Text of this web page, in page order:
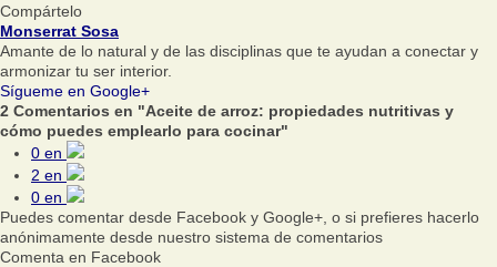
Compártelo
Monserrat Sosa
Amante de lo natural y de las disciplinas que te ayudan a conectar y
armonizar tu ser interior.
Sígueme en Google+
2 Comentarios en "Aceite de arroz: propiedades nutritivas y
cómo puedes emplearlo para cocinar"
0 en
2 en
0 en
Puedes comentar desde Facebook y Google+, o si prefieres hacerlo
anónimamente desde nuestro sistema de comentarios
Comenta en Facebook